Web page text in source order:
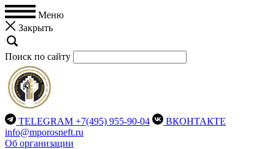
Меню
Закрыть
Поиск по сайту
TELEGRAM +7(495) 955-90-04
ВКОНТАКТЕ
info@mporosneft.ru
Об организации